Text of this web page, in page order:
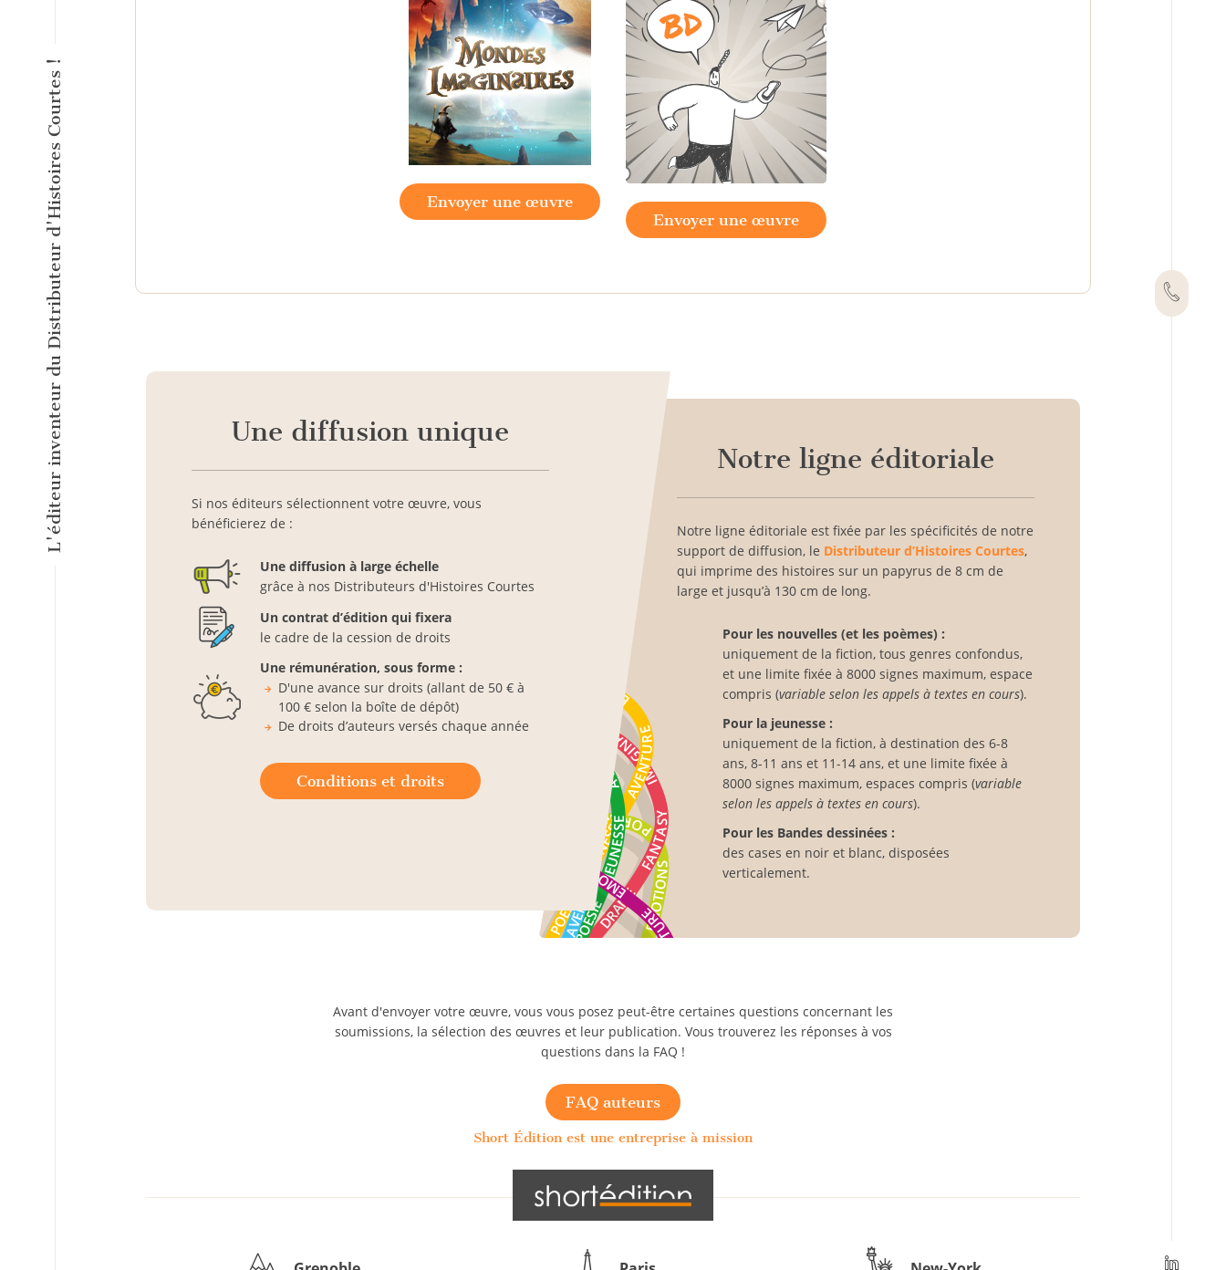
L'éditeur inventeur du Distributeur d'Histoires Courtes !
Envoyer une œuvre
Envoyer une œuvre
Une diffusion unique
Si nos éditeurs sélectionnent votre œuvre, vous
bénéficierez de :
Une diffusion à large échelle
grâce à nos Distributeurs d'Histoires Courtes
Un contrat d’édition qui fixera
le cadre de la cession de droits
Une rémunération, sous forme :
D'une avance sur droits (allant de 50 € à
100 € selon la boîte de dépôt)
De droits d’auteurs versés chaque année
Conditions et droits
Notre ligne éditoriale
Notre ligne éditoriale est fixée par les spécificités de notre
support de diffusion, le Distributeur d’Histoires Courtes,
qui imprime des histoires sur un papyrus de 8 cm de
large et jusqu’à 130 cm de long.
Pour les nouvelles (et les poèmes) :
uniquement de la fiction, tous genres confondus,
et une limite fixée à 8000 signes maximum, espace
compris (variable selon les appels à textes en cours).
Pour la jeunesse :
uniquement de la fiction, à destination des 6-8
ans, 8-11 ans et 11-14 ans, et une limite fixée à
8000 signes maximum, espaces compris (variable
selon les appels à textes en cours).
Pour les Bandes dessinées :
des cases en noir et blanc, disposées
verticalement.
Avant d'envoyer votre œuvre, vous vous posez peut-être certaines questions concernant les
soumissions, la sélection des œuvres et leur publication. Vous trouverez les réponses à vos
questions dans la FAQ !
FAQ auteurs
Short Édition est une entreprise à mission